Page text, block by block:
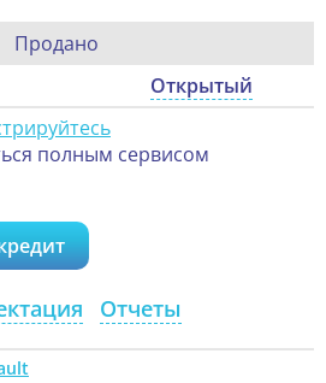
Продано
Открытый
полным сервисом
Отчеты